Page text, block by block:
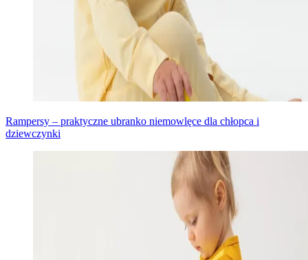
Rampersy – praktyczne ubranko niemowlęce dla chłopca i
dziewczynki